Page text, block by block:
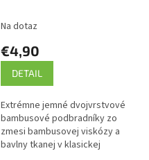
Na dotaz
€4,90
DETAIL
Extrémne jemné dvojvrstvové
bambusové podbradníky zo
zmesi bambusovej viskózy a
bavlny tkanej v klasickej